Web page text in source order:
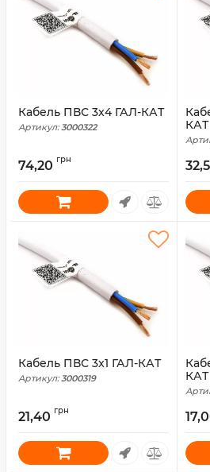
Кабель ПВС 3x4 ГАЛ-КАТ
Артикул: 3000322
74,20 грн
КАТ
Кабель ПВС 3x1 ГАЛ-КАТ
Артикул: 3000319
21,40 грн
КАТ